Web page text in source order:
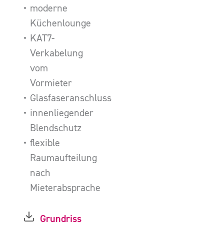
moderne
Küchenlounge
KAT7-
Verkabelung
vom
Vormieter
Glasfaseranschluss
innenliegender
Blendschutz
flexible
Raumaufteilung
nach
Mieterabsprache
Grundriss